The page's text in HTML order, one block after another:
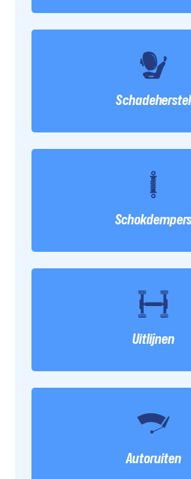
Schadeherstel
Uitlijnen
Autoruiten